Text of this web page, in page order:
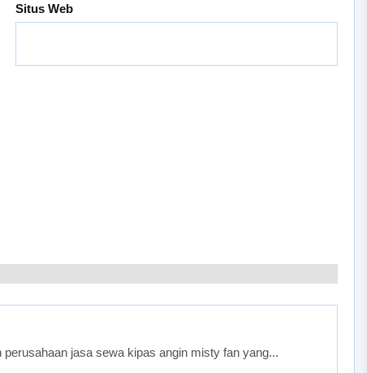
Situs Web
jasa sewa kipas angin misty fan yang...